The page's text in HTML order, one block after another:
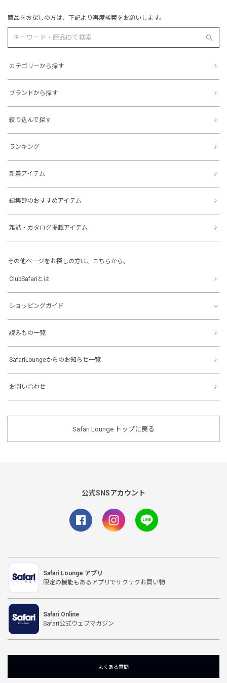
商品をお探しの方は、下記より再度検索をお願いします。
カテゴリーから探す
ブランドから探す
絞り込んで探す
ランキング
新着アイテム
編集部のおすすめアイテム
雑誌・カタログ掲載アイテム
その他ページをお探しの方は、こちらから。
ClubSafariとは
ショッピングガイド
読みもの一覧
SafariLoungeからのお知らせ一覧
お問い合わせ
Safari Lounge トップに戻る
公式SNSアカウント
Safari Lounge アプリ
限定の機能もあるアプリでサクサクお買い物
Safari Online
Safari公式ウェブマガジン
よくある質問